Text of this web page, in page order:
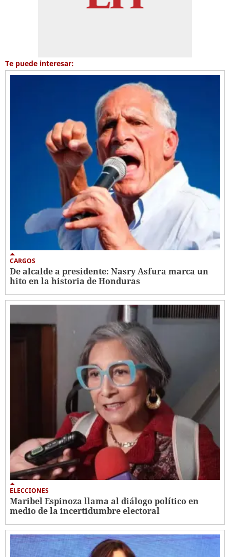
Te puede interesar:
CARGOS
De alcalde a presidente: Nasry Asfura marca un
hito en la historia de Honduras
ELECCIONES
Maribel Espinoza llama al diálogo político en
medio de la incertidumbre electoral